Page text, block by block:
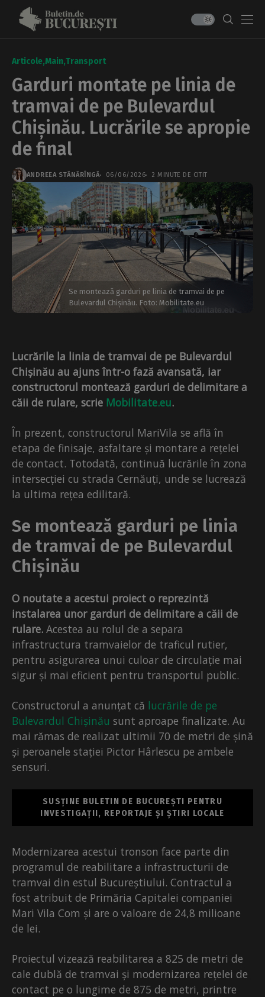
Articole Main Transport
Garduri montate pe linia de
tramvai de pe Bulevardul
Chișinău. Lucrările se apropie
de final
ANDREEA STĂNĂRÎNGĂ 06/06/2026 2 MINUTE DE CITIT
Se montează garduri pe linia de tramvai de pe
Bulevardul Chișinău. Foto: Mobilitate.eu
Lucrările la linia de tramvai de pe Bulevardul
Chișinău au ajuns într-o fază avansată, iar
constructorul montează garduri de delimitare a
căii de rulare, scrie Mobilitate.eu.
În prezent, constructorul MariVila se află în
etapa de finisaje, asfaltare și montare a rețelei
de contact. Totodată, continuă lucrările în zona
intersecției cu strada Cernăuți, unde se lucrează
la ultima rețea edilitară.
Se montează garduri pe linia
de tramvai de pe Bulevardul
Chișinău
O noutate a acestui proiect o reprezintă
instalarea unor garduri de delimitare a căii de
rulare. Acestea au rolul de a separa
infrastructura tramvaielor de traficul rutier,
pentru asigurarea unui culoar de circulație mai
sigur și mai eficient pentru transportul public.
Constructorul a anunțat că lucrările de pe
Bulevardul Chișinău sunt aproape finalizate. Au
mai rămas de realizat ultimii 70 de metri de șină
și peroanele stației Pictor Hârlescu pe ambele
sensuri.
SUSȚINE BULETIN DE BUCUREȘTI PENTRU
INVESTIGAȚII, REPORTAJE ȘI ȘTIRI LOCALE
Modernizarea acestui tronson face parte din
programul de reabilitare a infrastructurii de
tramvai din estul Bucureștiului. Contractul a
fost atribuit de Primăria Capitalei companiei
Mari Vila Com și are o valoare de 24,8 milioane
de lei.
Proiectul vizează reabilitarea a 825 de metri de
cale dublă de tramvai și modernizarea rețelei de
contact pe o lungime de 875 de metri, printre